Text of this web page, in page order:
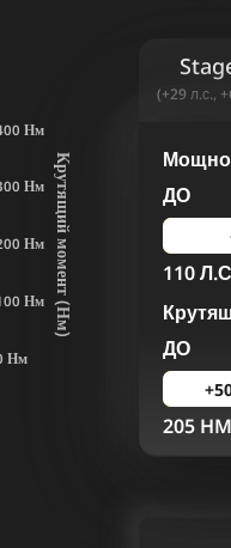
К
р
у
т
я
щ
и
й
м
о
м
е
н
т
(
Н
м
)
Нм
Нм
Нм
Нм
Нм
(+29 л.с.,
ДО
110
ДО
205 HM